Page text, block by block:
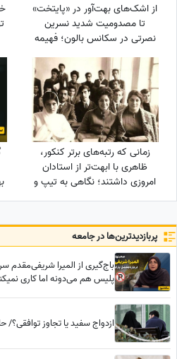
از اشک‌های بهت‌آور در «پایتخت»
تا مصدومیت شدید نسرین
نصرتی در سکانس بالون؛ فهیمه
«پایتخت» از روزهای سخت
بازیگری‌اش گفت
زمانی که رتبه‌های برتر کنکور،
ظاهری با ابهت‌تر از استادان
امروزی داشتند؛ نگاهی به تیپ و
استایل رتبه‌های برتر کنکور سال
پربازدید‌ترین‌ها در جامعه
باج‌گیری از المیرا
پلیس هم می‌دونه اما کاری
ازدواج سفید یا تجاوز